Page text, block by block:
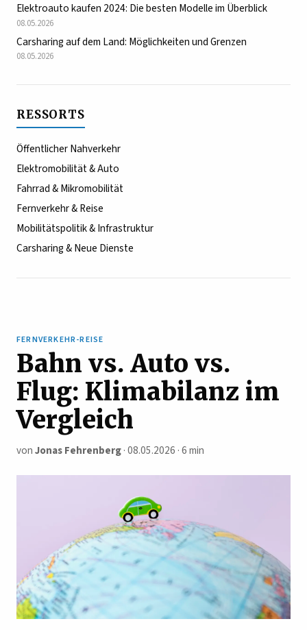
Elektroauto kaufen 2024: Die besten Modelle im Überblick
08.05.2026
Carsharing auf dem Land: Möglichkeiten und Grenzen
08.05.2026
RESSORTS
Öffentlicher Nahverkehr
Elektromobilität & Auto
Fahrrad & Mikromobilität
Fernverkehr & Reise
Mobilitätspolitik & Infrastruktur
Carsharing & Neue Dienste
FERNVERKEHR-REISE
Bahn vs. Auto vs.
Flug: Klimabilanz im
Vergleich
vonJonas Fehrenberg· 08.05.2026 · 6 min